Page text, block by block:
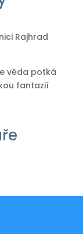
Rajhrad
věda potká
fantazií